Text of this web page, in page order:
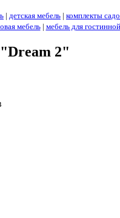
| детская мебель | комплекты
мебель| мебель для гостинной
2"